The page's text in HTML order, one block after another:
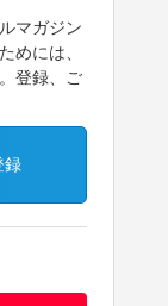
マガジン
めには、
登録、ご
録